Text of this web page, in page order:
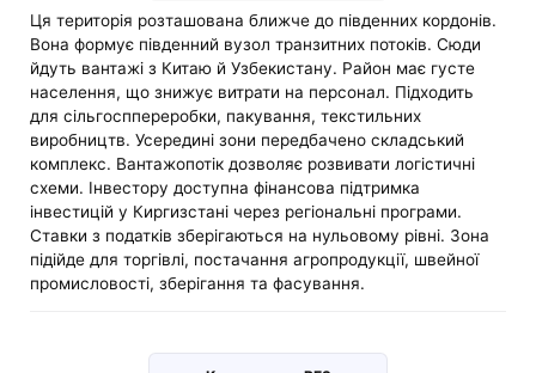
Ця територія розташована ближче до південних кордонів.
Вона формує південний вузол транзитних потоків. Сюди
йдуть вантажі з Китаю й Узбекистану. Район має густе
населення, що знижує витрати на персонал. Підходить
для сільгосппереробки, пакування, текстильних
виробництв. Усередині зони передбачено складський
комплекс. Вантажопотік дозволяє розвивати логістичні
схеми. Інвестору доступна фінансова підтримка
інвестицій у Киргизстані через регіональні програми.
Ставки з податків зберігаються на нульовому рівні. Зона
підійде для торгівлі, постачання агропродукції, швейної
промисловості, зберігання та фасування.